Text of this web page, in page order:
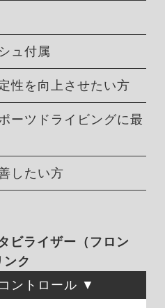
ュ付属
性を向上させたい方
ーツドライビングに最
したい方
ビライザー（フロン
ンク
ントロール